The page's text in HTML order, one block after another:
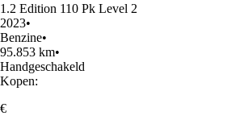
1.2 Edition 110 Pk Level 2
2023•
Benzine•
95.853 km•
Handgeschakeld
Kopen:
€